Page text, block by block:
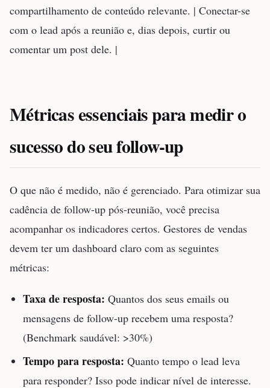
compartilhamento de conteúdo relevante. | Conectar-se
com o lead após a reunião e, dias depois, curtir ou
comentar um post dele. |
Métricas essenciais para medir o
sucesso do seu follow-up
O que não é medido, não é gerenciado. Para otimizar sua
cadência de follow-up pós-reunião, você precisa
acompanhar os indicadores certos. Gestores de vendas
devem ter um dashboard claro com as seguintes
métricas:
Taxa de resposta: Quantos dos seus emails ou
mensagens de follow-up recebem uma resposta?
(Benchmark saudável: >30%)
Tempo para resposta: Quanto tempo o lead leva
para responder? Isso pode indicar nível de interesse.